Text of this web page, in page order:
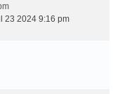
23 2024 9:16 pm